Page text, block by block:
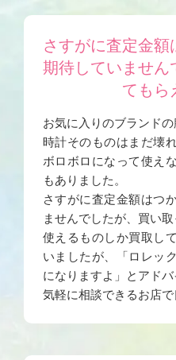
さすがに査定金額
期待していません
てもら
お気に入りのブランドの
時計そのものはまだ壊
ボロボロになって使え
もありました。
さすがに査定金額はつ
ませんでしたが、買い取
使えるものしか買取し
いましたが、「ロレッ
になりますよ」とアドバ
気軽に相談できるお店で